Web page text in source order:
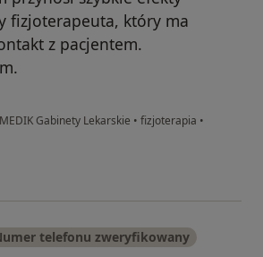
fizjoterapeuta, który ma
z pacjentem.
Gabinety Lekarskie • fizjoterapia •
telefonu zweryfikowany